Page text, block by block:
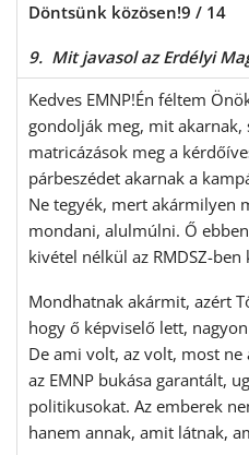
Döntsünk közösen!9 / 14
9. Mit javasol az Erdélyi
Kedves EMNP!Én féltem
gondolják meg, mit akarnak,
matricázások meg a
párbeszédet akarnak a
Ne tegyék, mert akármilyen
mondani, alulmúlni. Ő
kivétel nélkül az RMDSZ-
Mondhatnak akármit, azért
hogy ő képviselő lett,
De ami volt, az volt, most
az EMNP bukása garantált,
politikusokat. Az emberek
hanem annak, amit látnak,